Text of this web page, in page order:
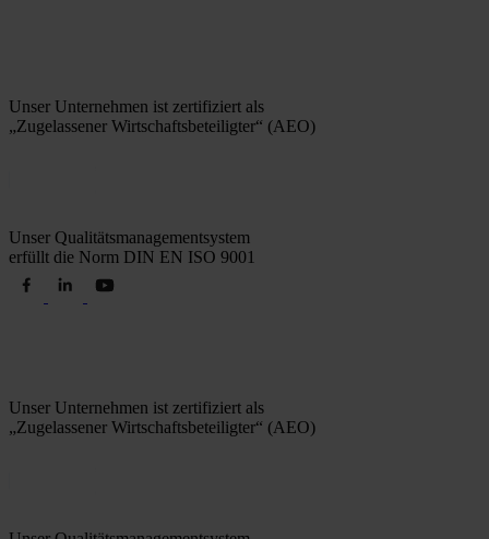
Unser Unternehmen ist zertifiziert als
„Zugelassener Wirtschaftsbeteiligter“ (AEO)
Unser Qualitätsmanagementsystem
erfüllt die Norm DIN EN ISO 9001
Unser Unternehmen ist zertifiziert als
„Zugelassener Wirtschaftsbeteiligter“ (AEO)